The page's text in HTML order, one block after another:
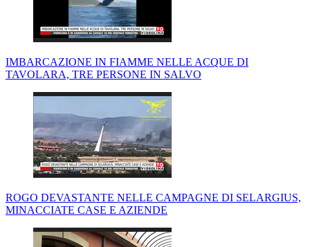
IMBARCAZIONE IN FIAMME NELLE ACQUE DI
TAVOLARA, TRE PERSONE IN SALVO
ROGO DEVASTANTE NELLE CAMPAGNE DI SELARGIUS,
MINACCIATE CASE E AZIENDE